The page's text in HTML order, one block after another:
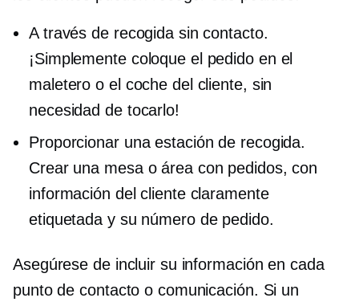
A través de recogida sin contacto.
¡Simplemente coloque el pedido en el
maletero o el coche del cliente, sin
necesidad de tocarlo!
Proporcionar una estación de recogida.
Crear una mesa o área con pedidos, con
información del cliente claramente
etiquetada y su número de pedido.
Asegúrese de incluir su información en cada
punto de contacto o comunicación. Si un